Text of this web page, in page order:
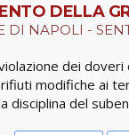
DELLA
DI NAPOLI -
dei
modifiche ai
disciplina del